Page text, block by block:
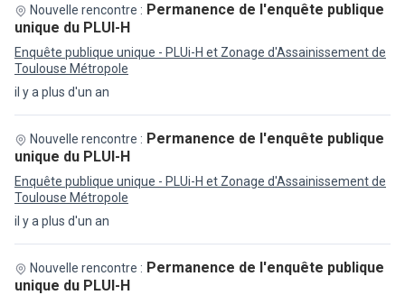
il y a plus d'un an
Nouvelle rencontre : Permanence de l'enquête publique
unique du PLUI-H
Enquête publique unique - PLUi-H et Zonage d'Assainissement de
Toulouse Métropole
il y a plus d'un an
Nouvelle rencontre : Permanence de l'enquête publique
unique du PLUI-H
Enquête publique unique - PLUi-H et Zonage d'Assainissement de
Toulouse Métropole
Nouvelle rencontre : Permanence de l'enquête publique
unique du PLUI-H